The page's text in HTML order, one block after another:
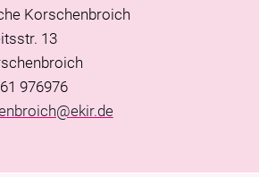
Korschenbroich
13
976976